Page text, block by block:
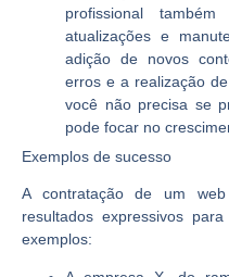
profissional
atualizações e
adição de novos
erros e a realização
você não precisa se
pode focar no
Exemplos de sucesso
A contratação de um
resultados expressivos
exemplos: